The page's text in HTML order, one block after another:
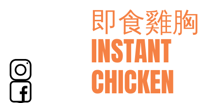
即食雞胸
​INSTANT
CHICKEN